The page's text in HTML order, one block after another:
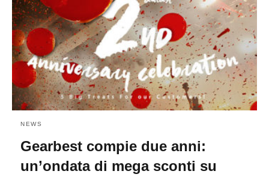
NEWS
Gearbest compie due anni:
un’ondata di mega sconti su